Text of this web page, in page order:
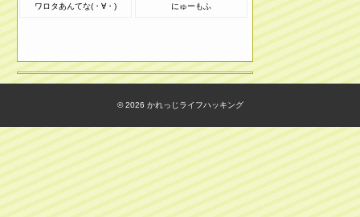
ワロタあんてな(・∀・) にゅーもふ
© 2026 かれっじライフハッキング